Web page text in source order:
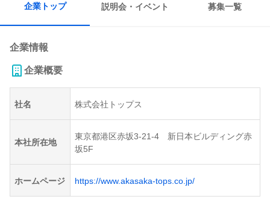
企業トップ 説明会・イベント 募集一覧
企業情報
企業概要
社名 株式会社トップス
本社所在地
東京都港区赤坂3-21-4 新日本ビルディング赤
坂5F
ホームページ https://www.akasaka-tops.co.jp/